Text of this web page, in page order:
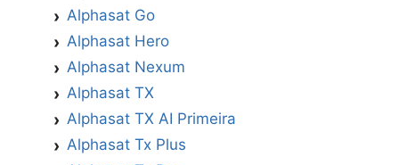
Alphasat Go
Alphasat Hero
Alphasat Nexum
Alphasat TX
Alphasat TX AI Primeira
Alphasat Tx Plus